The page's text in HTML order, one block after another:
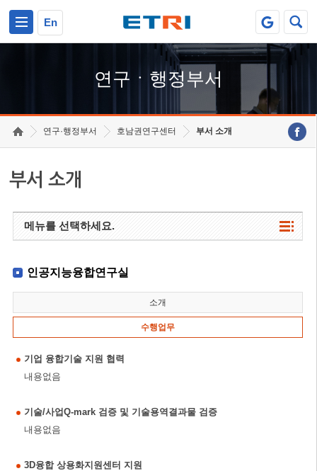
En
연구ㆍ행정부서
연구·행정부서 호남권연구센터 부서 소개
부서 소개
메뉴를 선택하세요.
인공지능융합연구실
소개
수행업무
기업 융합기술 지원 협력
내용없음
기술/사업Q-mark 검증 및 기술용역결과물 검증
내용없음
3D융합 상용화지원센터 지원